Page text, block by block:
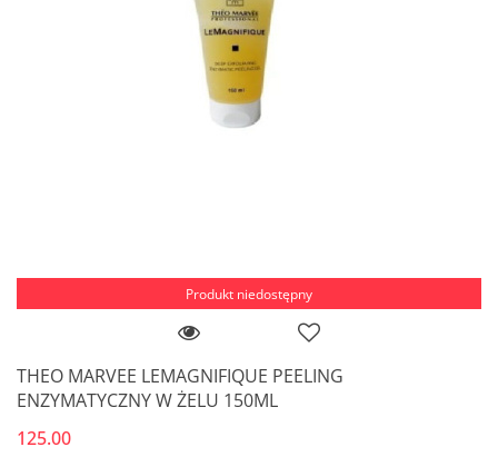
Produkt niedostępny
THEO MARVEE LEMAGNIFIQUE PEELING
ENZYMATYCZNY W ŻELU 150ML
125.00